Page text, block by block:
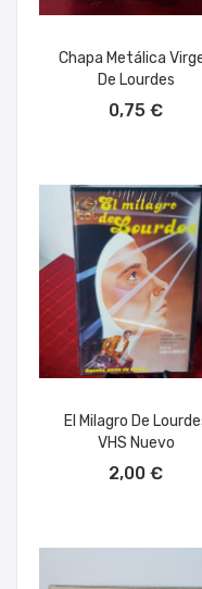
Chapa Metálica
De Lourdes
0,75 €
El Milagro De
VHS Nuevo
2,00 €